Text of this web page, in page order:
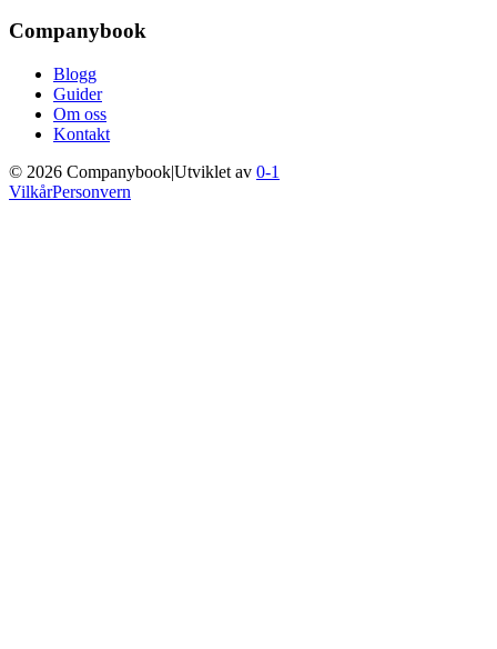
Companybook
Blogg
Guider
Om oss
Kontakt
© 2026 Companybook|Utviklet av 0-1
VilkårPersonvern